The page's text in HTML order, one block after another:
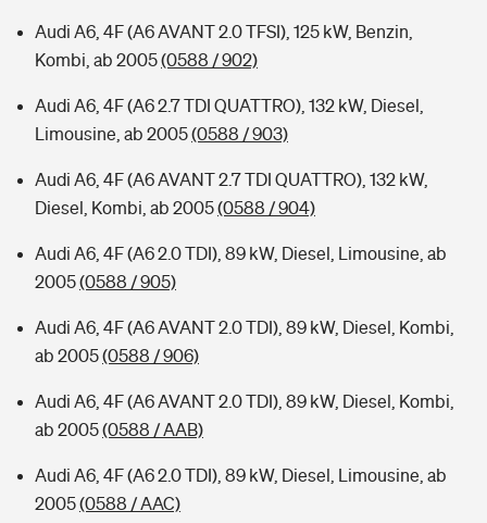
Audi A6, 4F (A6 AVANT 2.0 TFSI), 125 kW, Benzin,
Kombi, ab 2005(0588 / 902)
Audi A6, 4F (A6 2.7 TDI QUATTRO), 132 kW, Diesel,
Limousine, ab 2005(0588 / 903)
Audi A6, 4F (A6 AVANT 2.7 TDI QUATTRO), 132 kW,
Diesel, Kombi, ab 2005(0588 / 904)
Audi A6, 4F (A6 2.0 TDI), 89 kW, Diesel, Limousine, ab
2005(0588 / 905)
Audi A6, 4F (A6 AVANT 2.0 TDI), 89 kW, Diesel, Kombi,
ab 2005(0588 / 906)
Audi A6, 4F (A6 AVANT 2.0 TDI), 89 kW, Diesel, Kombi,
ab 2005(0588 / AAB)
Audi A6, 4F (A6 2.0 TDI), 89 kW, Diesel, Limousine, ab
2005(0588 / AAC)